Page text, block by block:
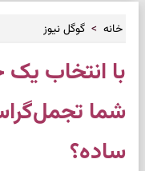
خانه گوگل نیوز
با انتخاب یک
شما
ساده؟